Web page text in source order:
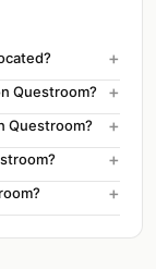
+
Questroom? +
Questroom? +
+
+